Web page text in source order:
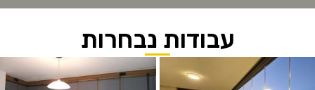
עבודות נבחרות